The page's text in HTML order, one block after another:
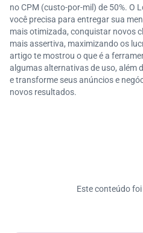
no CPM (custo-por-mil) de 50%. O
você precisa para entregar sua
mais otimizada, conquistar novos
mais assertiva, maximizando os
artigo te mostrou o que é a
algumas alternativas de uso, além
e transforme seus anúncios e
novos resultados.
Este conteúdo foi